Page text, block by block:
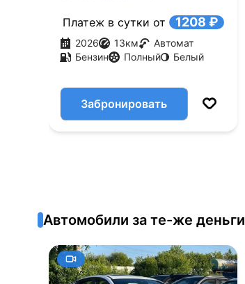
Платеж в сутки от 1208 ₽
2026 13км
Автомат
Бензин
Полный Белый
Забронировать
Автомобили за те-же деньги